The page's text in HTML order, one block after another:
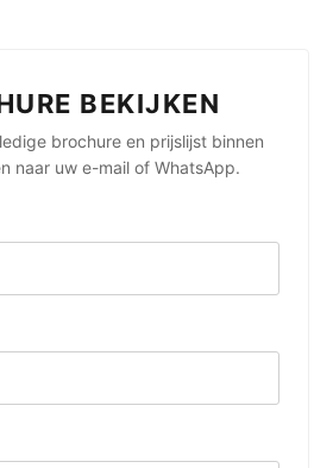
BEKIJKEN
brochure en prijslijst binnen
naar uw e-mail of WhatsApp.